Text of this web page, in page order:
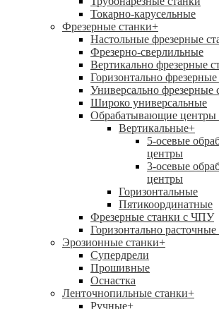
Токарно-карусельные
Фрезерные станки+
Настольные фрезерные
Фрезерно-сверлильные
Вертикально фрезерные
Горизонтально фрезерные
Универсально фрезерные
Широко универсальные
Обрабатывающие
Вертикальные+
5-осевые
центры
3-осевые
центры
Горизонтальные
Пятикоординатные
Фрезерные станки с ЧПУ
Горизонтально расточные
Эрозионные станки+
Супердрели
Прошивные
Оснастка
Ленточнопильные станки+
Ручные+